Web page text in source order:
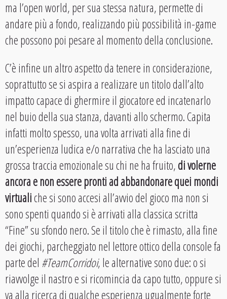
ma l’open world, per sua stessa natura, permette di
andare più a fondo, realizzando più possibilità in-game
che possono poi pesare al momento della conclusione.
C’è infine un altro aspetto da tenere in considerazione,
soprattutto se si aspira a realizzare un titolo dall’alto
impatto capace di ghermire il giocatore ed incatenarlo
nel buio della sua stanza, davanti allo schermo. Capita
infatti molto spesso, una volta arrivati alla fine di
un’esperienza ludica e/o narrativa che ha lasciato una
grossa traccia emozionale su chi ne ha fruito,di volerne
ancora e non essere pronti ad abbandonare quei mondi
virtualiche si sono accesi all’avvio del gioco ma non si
sono spenti quando si è arrivati alla classica scritta
“Fine” su sfondo nero. Se il titolo che è rimasto, alla fine
dei giochi, parcheggiato nel lettore ottico della console fa
parte del #TeamCorridoi, le alternative sono due: o si
riavvolge il nastro e si ricomincia da capo tutto, oppure si
va alla ricerca di qualche esperienza ugualmente forte